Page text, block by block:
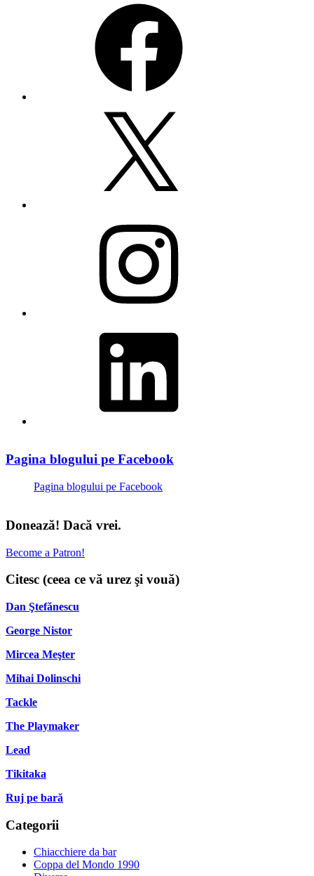
Pagina blogului pe Facebook
Pagina blogului pe Facebook
Donează! Dacă vrei.
Become a Patron!
Citesc (ceea ce vă urez şi vouă)
Dan Ştefănescu
George Nistor
Mircea Meşter
Mihai Dolinschi
Tackle
The Playmaker
Lead
Tikitaka
Ruj pe bară
Categorii
Chiacchiere da bar
Coppa del Mondo 1990